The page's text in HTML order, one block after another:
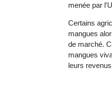
menée par
Certains
mangues
de marché.
mangues
leurs